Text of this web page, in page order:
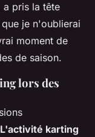
a pris la tête
je n'oublierai
moment de
de saison.
lors des
L'activité karting